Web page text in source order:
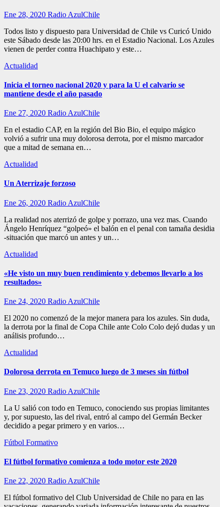
Ene 28, 2020 Radio AzulChile
Todos listo y dispuesto para Universidad de Chile vs Curicó Unido
este Sábado desde las 20:00 hrs. en el Estadio Nacional. Los Azules
vienen de perder contra Huachipato y este…
Actualidad
Inicia el torneo nacional 2020 y para la U el calvario se
mantiene desde el año pasado
Ene 27, 2020 Radio AzulChile
En el estadio CAP, en la región del Bio Bio, el equipo mágico
volvió a sufrir una muy dolorosa derrota, por el mismo marcador
que a mitad de semana en…
Actualidad
Un Aterrizaje forzoso
Ene 26, 2020 Radio AzulChile
La realidad nos aterrizó de golpe y porrazo, una vez mas. Cuando
Ángelo Henríquez “golpeó» el balón en el penal con tamaña desidia
-situación que marcó un antes y un…
Actualidad
«He visto un muy buen rendimiento y debemos llevarlo a los
resultados»
Ene 24, 2020 Radio AzulChile
El 2020 no comenzó de la mejor manera para los azules. Sin duda,
la derrota por la final de Copa Chile ante Colo Colo dejó dudas y un
análisis profundo…
Actualidad
Dolorosa derrota en Temuco luego de 3 meses sin fútbol
Ene 23, 2020 Radio AzulChile
La U salió con todo en Temuco, conociendo sus propias limitantes
y, por supuesto, las del rival, entró al campo del Germán Becker
decidido a pegar primero y en varios…
Fútbol Formativo
El fútbol formativo comienza a todo motor este 2020
Ene 22, 2020 Radio AzulChile
El fútbol formativo del Club Universidad de Chile no para en las